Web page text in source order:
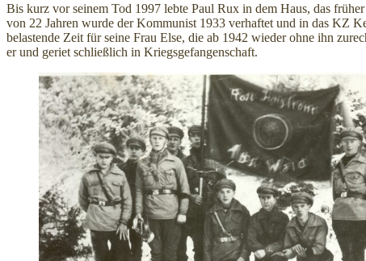
Bis kurz vor seinem Tod 1997 lebte Paul Rux in dem Haus, das
von 22 Jahren wurde der Kommunist 1933 verhaftet und in das KZ
belastende Zeit für seine Frau Else, die ab 1942 wieder ohne ihn
er und geriet schließlich in Kriegsgefangenschaft.